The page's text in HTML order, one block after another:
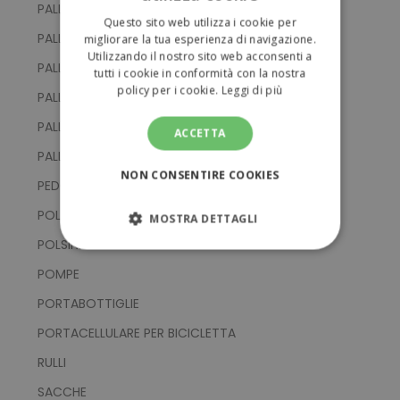
PALLINE DA GOLF
PALLINE DA TENNIS
PALLINE DI GOMMA
PALLONI DA CALCIO
PALLONI DA PALLAVOLO
PALLONI DA RUGBY
PEDOMETRI
POLSINI
POLSINI E PARAORECCHIE
POMPE
PORTABOTTIGLIE
PORTACELLULARE PER BICICLETTA
RULLI
SACCHE
ENGLISH
Questo sito web utilizza i cookie per
migliorare la tua esperienza di navigazione.
Utilizzando il nostro sito web acconsenti a
tutti i cookie in conformità con la nostra
policy per i cookie. Leggi di più
ACCETTA
NON CONSENTIRE COOKIES
MOSTRA DETTAGLI
STRETTAMENTE NECESSARI
PERFORMANCE
TARGETING